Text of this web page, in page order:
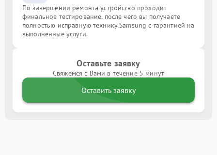
По завершении ремонта устройство проходит
финальное тестирование, после чего вы получаете
полностью исправную технику Samsung с гарантией на
выполненные услуги.
Оставьте заявку
Свяжемся с Вами в течение 5 минут
Оставить заявку